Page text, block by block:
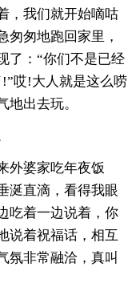
，我们就开始嘀咕
匆匆地跑回家里，
了：“你们不是已经
哎!大人就是这么唠
地出去玩。
外婆家吃年夜饭
涎直滴，看得我眼
吃着一边说着，你
说着祝福话，相互
氛非常融洽，真叫